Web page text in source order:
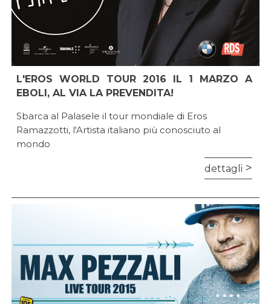
L'EROS WORLD TOUR 2016 IL 1 MARZO A
EBOLI, AL VIA LA PREVENDITA!
Sbarca al Palasele il tour mondiale di Eros
Ramazzotti, l'Artista italiano più conosciuto al
mondo
dettagli